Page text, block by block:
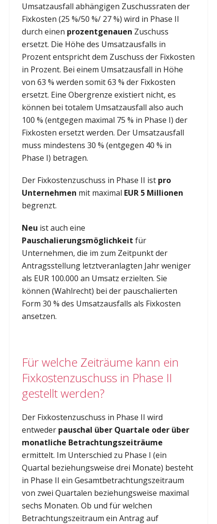
Umsatzausfall abhängigen Zuschussraten der
Fixkosten (25 %/50 %/ 27 %) wird in Phase II
durch einen prozentgenauen Zuschuss
ersetzt. Die Höhe des Umsatzausfalls in
Prozent entspricht dem Zuschuss der Fixkosten
in Prozent. Bei einem Umsatzausfall in Höhe
von 63 % werden somit 63 % der Fixkosten
ersetzt. Eine Obergrenze existiert nicht, es
können bei totalem Umsatzausfall also auch
100 % (entgegen maximal 75 % in Phase I) der
Fixkosten ersetzt werden. Der Umsatzausfall
muss mindestens 30 % (entgegen 40 % in
Phase I) betragen.
Der Fixkostenzuschuss in Phase II ist pro
Unternehmen mit maximal EUR 5 Millionen
begrenzt.
Neu ist auch eine
Pauschalierungsmöglichkeit für
Unternehmen, die im zum Zeitpunkt der
Antragsstellung letztveranlagten Jahr weniger
als EUR 100.000 an Umsatz erzielten. Sie
können (Wahlrecht) bei der pauschalierten
Form 30 % des Umsatzausfalls als Fixkosten
ansetzen.
Für welche Zeiträume kann ein
Fixkostenzuschuss in Phase II
gestellt werden?
Der Fixkostenzuschuss in Phase II wird
entweder pauschal über Quartale oder über
monatliche Betrachtungszeiträume
ermittelt. Im Unterschied zu Phase I (ein
Quartal beziehungsweise drei Monate) besteht
in Phase II ein Gesamtbetrachtungszeitraum
von zwei Quartalen beziehungsweise maximal
sechs Monaten. Ob und für welchen
Betrachtungszeitraum ein Antrag auf